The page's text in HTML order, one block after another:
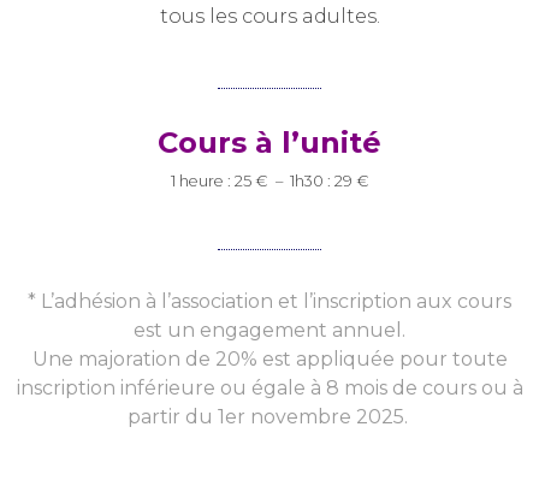
tous les cours adultes.
Cours à l’unité
1 heure : 25 € – 1h30 : 29 €
* L’adhésion à l’association et l’inscription aux cours
est un engagement annuel.
Une majoration de 20% est appliquée pour toute
inscription inférieure ou égale à 8 mois de cours ou à
partir du 1er novembre 2025.